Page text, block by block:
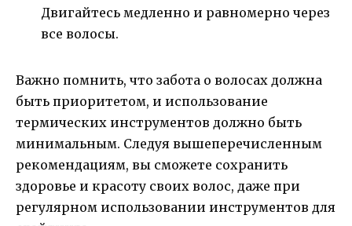
Двигайтесь медленно и равномерно через
все волосы.
Важно помнить, что забота о волосах должна
быть приоритетом, и использование
термических инструментов должно быть
минимальным. Следуя вышеперечисленным
рекомендациям, вы сможете сохранить
здоровье и красоту своих волос, даже при
регулярном использовании инструментов для